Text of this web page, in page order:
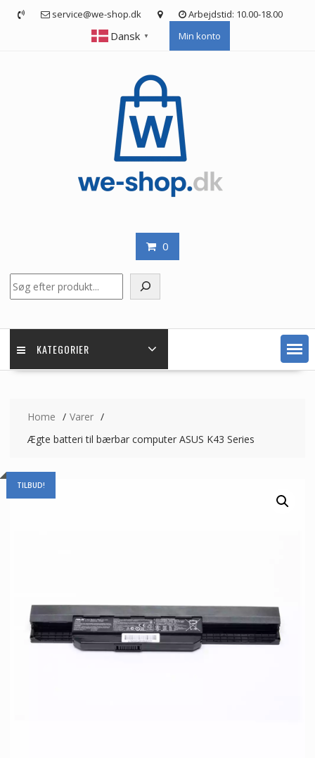
service@we-shop.dk Arbejdstid: 10.00-18.00
Dansk ▼ Min konto
0
KATEGORIER
Home
Varer
Ægte batteri til bærbar computer ASUS K43 Series
TILBUD!